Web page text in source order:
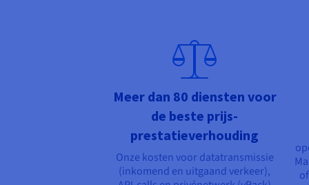
Meer dan 80 diensten voor
de beste prijs-
prestatieverhouding
Onze kosten voor datatransmissie
(inkomend en uitgaand verkeer),